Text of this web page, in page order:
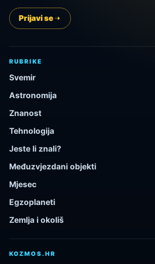
Prijavi se
RUBRIKE
Svemir
Astronomija
Znanost
Tehnologija
Jeste li znali?
Međuzvjezdani objekti
Mjesec
Egzoplaneti
Zemlja i okoliš
KOZMOS.HR